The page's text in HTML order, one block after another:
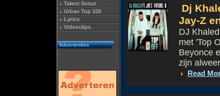
Talent Scout
Urban Top 100
Lyrics
Videoclips
Advertenties
Dj
Jay-Z
DJ
met 'Top
Beyonce
zijn
Read